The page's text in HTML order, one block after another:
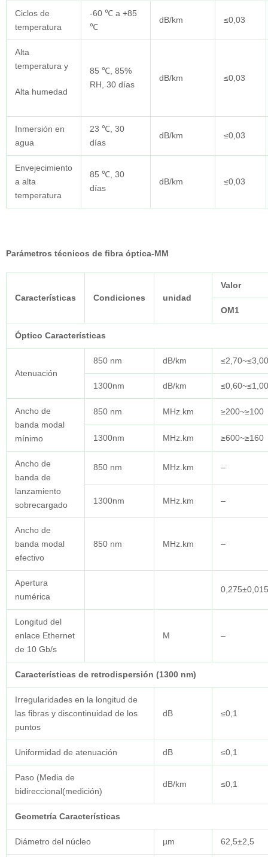
Ciclos de
temperatura
-60 ℃ a +85
℃
dB/km ≤0,03
Alta
temperatura y
Alta humedad
85 ℃, 85%
RH, 30 días
dB/km ≤0,03
Inmersión en
agua
23 ℃, 30
días
dB/km ≤0,03
Envejecimiento
a alta
temperatura
85 ℃, 30
días
dB/km ≤0,03
Parámetros técnicos de fibra óptica-MM
Características Condiciones unidad
Valor
OM1
Óptico Características
Atenuación
850 nm dB/km ≤2,70~≤3,00
1300nm dB/km ≤0,60~≤1,00
Ancho de
banda modal
mínimo
850 nm MHz.km ≥200~≥100
1300nm MHz.km ≥600~≥160
Ancho de
banda de
lanzamiento
sobrecargado
850 nm MHz.km –
1300nm MHz.km –
Ancho de
banda modal
efectivo
850 nm MHz.km –
Apertura
numérica
0,275±0,015
Longitud del
enlace Ethernet
de 10 Gb/s
M –
Características de retrodispersión (1300 nm)
Irregularidades en la longitud de
las fibras y discontinuidad de los
puntos
dB ≤0,1
Uniformidad de atenuación dB ≤0,1
Paso (Media de
bidireccional(medición)
dB/km ≤0,1
Geometría Características
Diámetro del núcleo µm 62,5±2,5